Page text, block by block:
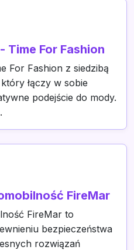
Time For Fashion
For Fashion z siedzibą
łączy w sobie
podejście do mody.
FireMar
FireMar to
bezpieczeństwa
rozwiązań